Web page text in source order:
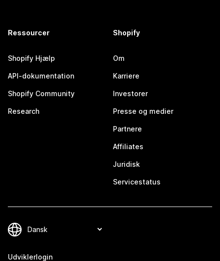
Ressourcer
Shopify Hjælp
API-dokumentation
Shopify Community
Research
Shopify
Om
Karriere
Investorer
Presse og medier
Partnere
Affiliates
Juridisk
Servicestatus
Udviklerlogin